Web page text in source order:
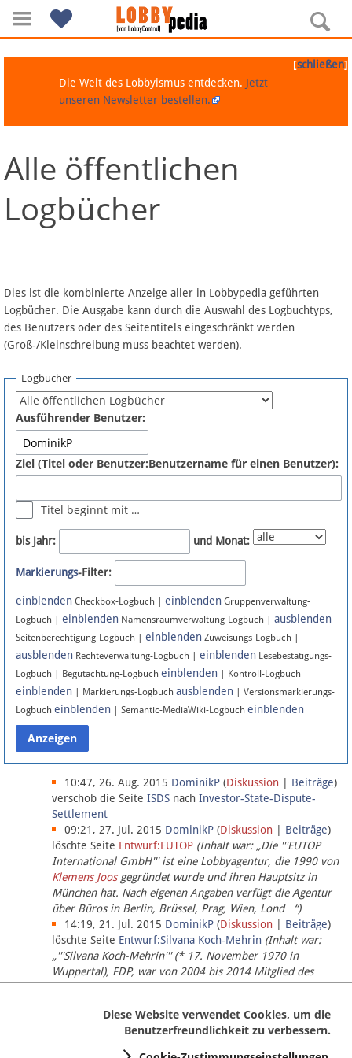
Navigation
Über Lobbypedia
Artikel nach Kategorien
FAQ
Fördermitglied werden
Fehler melden
Newsletter
Bluesky
Facebook
Instagram
Anmelden
Datenschutz
Über Lobbypedia
Impressum
[schließen]
Die Welt des Lobbyismus entdecken. Jetzt
unseren Newsletter bestellen.
Alle öffentlichen
Logbücher
Dies ist die kombinierte Anzeige aller in Lobbypedia geführten
Logbücher. Die Ausgabe kann durch die Auswahl des Logbuchtyps,
des Benutzers oder des Seitentitels eingeschränkt werden
(Groß-/Kleinschreibung muss beachtet werden).
Logbücher
Ausführender Benutzer:
Ziel (Titel oder Benutzer:Benutzername für einen Benutzer):
Titel beginnt mit …
bis Jahr: und Monat:
Markierungs-Filter:
einblenden Checkbox-Logbuch | einblenden Gruppenverwaltung-
Logbuch | einblenden Namensraumverwaltung-Logbuch | ausblenden
Seitenberechtigung-Logbuch | einblenden Zuweisungs-Logbuch |
ausblenden Rechteverwaltung-Logbuch | einblenden Lesebestätigungs-
Logbuch | Begutachtung-Logbuch einblenden | Kontroll-Logbuch
einblenden | Markierungs-Logbuch ausblenden | Versionsmarkierungs-
Logbuch einblenden | Semantic-MediaWiki-Logbuch einblenden
10:47, 26. Aug. 2015 DominikP (Diskussion Beiträge)
verschob die Seite ISDS nach Investor-State-Dispute-
Settlement
09:21, 27. Jul. 2015 DominikP (Diskussion Beiträge)
löschte Seite Entwurf:EUTOP (Inhalt war: „Die '''EUTOP
International GmbH''' ist eine Lobbyagentur, die 1990 von
Klemens Joosgegründet wurde und ihren Hauptsitz in
München hat. Nach eigenen Angaben verfügt die Agentur
über Büros in Berlin, Brüssel, Prag, Wien, Lond…“)
14:19, 21. Jul. 2015 DominikP (Diskussion Beiträge)
löschte Seite Entwurf:Silvana Koch-Mehrin (Inhalt war:
„'''Silvana Koch-Mehrin''' (* 17. November 1970 in
Wuppertal), FDP, war von 2004 bis 2014 Mitglied des
Europäischen Parlaments, seit November 2014 ist sie für
Diese Website verwendet Cookies, um die
Benutzerfreundlichkeit zu verbessern.